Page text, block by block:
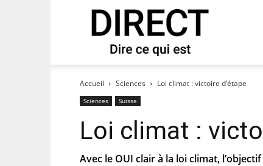
Accueil Sciences Loi climat : victoire d’étape
Sciences Suisse
Loi climat :
Avec le OUI clair à la loi climat,